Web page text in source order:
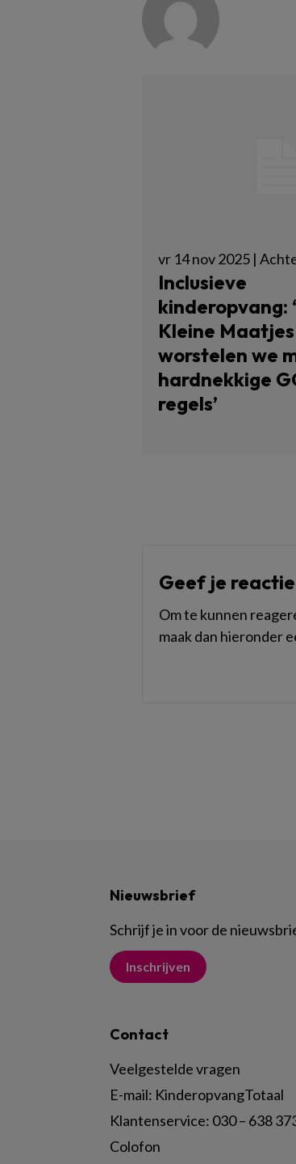
vr 14 nov 2025 |
Inclusieve
kinderopvang:
Kleine Maatjes
worstelen we
hardnekkige
regels’
Geef je reactie
Om te kunnen
maak dan hieronder
Nieuwsbrief
Schrijf je in voor de
Inschrijven
Contact
Veelgestelde vragen
E-mail: KinderopvangTotaal
Klantenservice: 030 – 638
Colofon